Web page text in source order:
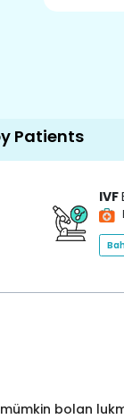
100+
IVF
bolan